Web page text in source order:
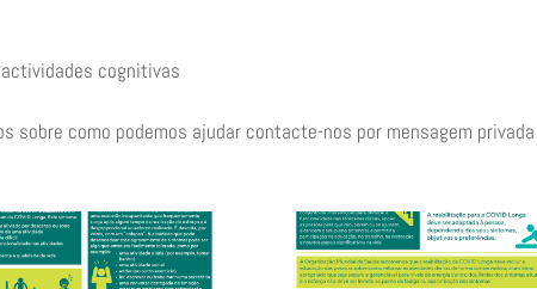
cognitivas
sobre como podemos ajudar contacte-nos por mensagem